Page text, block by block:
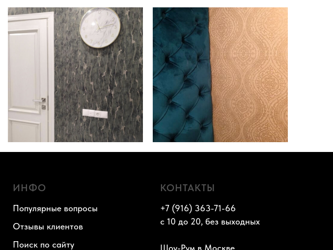
ИНФО
Популярные вопросы
Отзывы клиентов
Поиск по сайту
КОНТАКТЫ
+7 (916) 363-71-66
с 10 до 20, без выходных
Шоу-Рум в Москве